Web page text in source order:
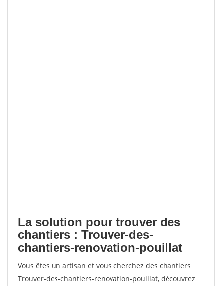
La solution pour trouver des
chantiers : Trouver-des-
chantiers-renovation-pouillat
Vous êtes un artisan et vous cherchez des chantiers
Trouver-des-chantiers-renovation-pouillat, découvrez